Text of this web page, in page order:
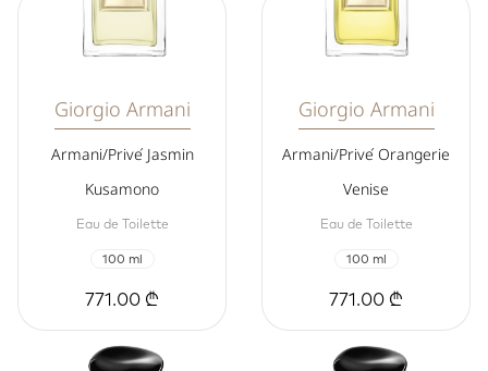
Giorgio Armani
Armani/Privé Jasmin
Kusamono
Eau de Toilette
100 ml
771.00 ₾
Giorgio Armani
Armani/Privé Orangerie
Venise
Eau de Toilette
100 ml
771.00 ₾